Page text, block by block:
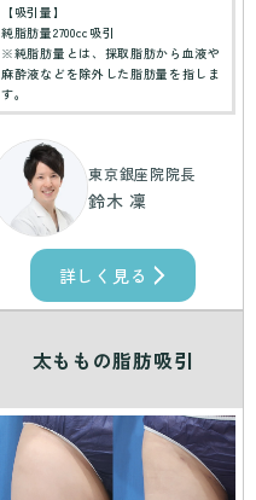
【吸引量】
純脂肪量2700cc吸引
※純脂肪量とは、採取脂肪から血液や
麻酔液などを除外した脂肪量を指しま
す。
東京銀座院院長
鈴木 凜
詳しく見る
太ももの脂肪吸引